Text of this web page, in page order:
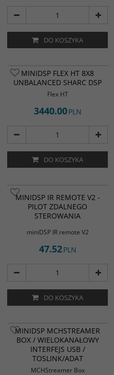
DO KOSZYKA
MINIDSP FLEX HT 8X8
UNBALANCED SHARC DSP
Flex HT
3440.00PLN
DO KOSZYKA
MINIDSP IR REMOTE V2 -
PILOT ZDALNEGO
STEROWANIA
miniDSP IR remote V2
47.52PLN
DO KOSZYKA
MINIDSP MCHSTREAMER
BOX / WIELOKANAŁOWY
INTERFEJS USB /
TOSLINK/ADAT
MCHStreamer Box